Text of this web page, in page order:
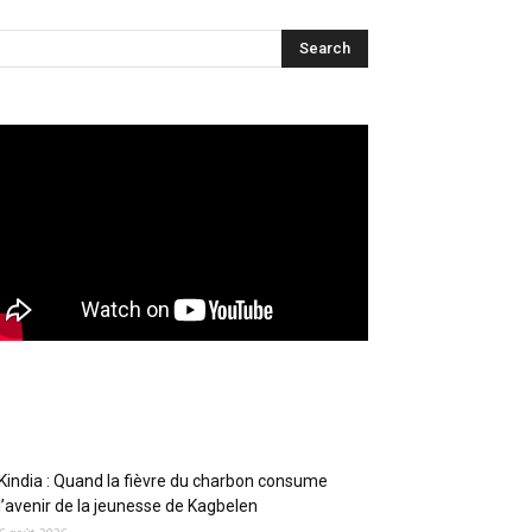
: Quand la fièvre du charbon consume
de la jeunesse de Kagbelen